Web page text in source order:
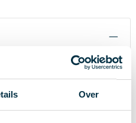
Over
dop en handvat voor